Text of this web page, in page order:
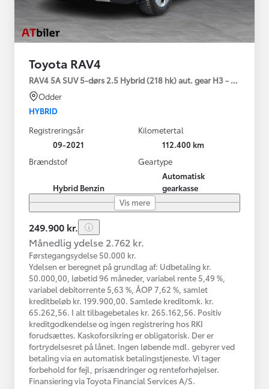
Toyota RAV4
RAV4 5A SUV 5-dørs 2.5 Hybrid (218 hk) aut. gear H3 - Comfort
Odder
HYBRID
Registreringsår
09-2021
Kilometertal
112.400 km
Brændstof
Hybrid Benzin
Geartype
Automatisk
gearkasse
Vis mere
249.900 kr.
Månedlig ydelse 2.762 kr.
Førstegangsydelse 50.000 kr.
Ydelsen er beregnet på grundlag af: Udbetaling kr.
50.000,00, løbetid 96 måneder, variabel rente 5,49 %,
variabel debitorrente 5,63 %, ÅOP 7,62 %, samlet
kreditbeløb kr. 199.900,00. Samlede kreditomk. kr.
65.262,56. I alt tilbagebetales kr. 265.162,56. Positiv
kreditgodkendelse og ingen registrering hos RKI
forudsættes. Kaskoforsikring er obligatorisk. Der er
fortrydelsesret på lånet. Ingen løbende mdl. gebyrer ved
betaling via en automatisk betalingstjeneste. Vi tager
forbehold for fejl, prisændringer og renteforhøjelser.
Finansiering via Toyota Financial Services A/S.